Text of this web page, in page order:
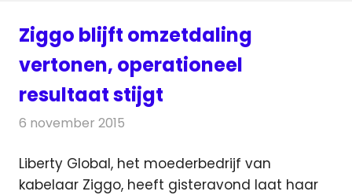
Ziggo blijft omzetdaling
vertonen, operationeel
resultaat stijgt
6 november 2015
Liberty Global, het moederbedrijf van
kabelaar Ziggo, heeft gisteravond laat haar